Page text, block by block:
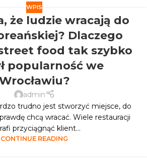
WPIS
że ludzie wracają do
Dlaczego
food tak szybko
popularność we
admin
trudno jest stworzyć miejsce, do
chcą wracać. Wiele restauracji
przyciągnąć klient...
CONTINUE READING